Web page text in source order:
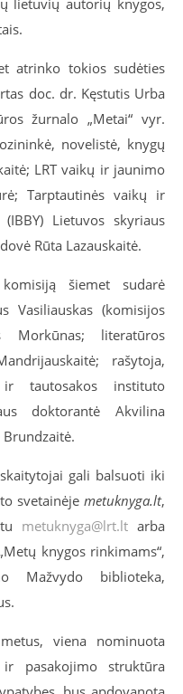
atrinko tokios sudėties
doc. dr. Kęstutis Urba
žurnalo „Metai“ vyr.
novelistė, knygų
LRT vaikų ir jaunimo
Tarptautinės vaikų ir
Lietuvos skyriaus
Rūta Lazauskaitė.
šiemet sudarė
Vasiliauskas (komisijos
Morkūnas; literatūros
rašytoja,
tautosakos instituto
doktorantė Akvilina
Brundzaitė.
gali balsuoti iki
svetainėje metuknyga.lt,
metuknyga@lrt.lt arba
knygos rinkimams“,
Mažvydo biblioteka,
viena nominuota
pasakojimo struktūra